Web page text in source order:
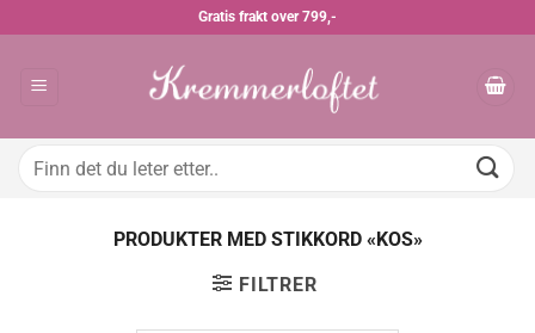
Gratis frakt over 799,-
Søk
PRODUKTER MED STIKKORD «KOS»
FILTRER